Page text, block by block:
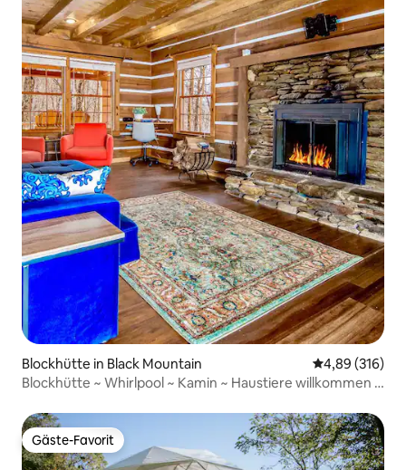
Blockhütte in Black Mountain
4,89 (316)
Blockhütte ~ Whirlpool ~ Kamin ~ Haustiere willkommen –
Gäste-Favorit
Gäste-Favorit